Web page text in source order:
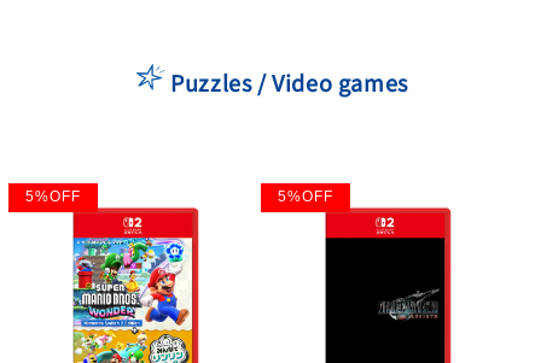
Puzzles / Video games
5%OFF 5%OFF